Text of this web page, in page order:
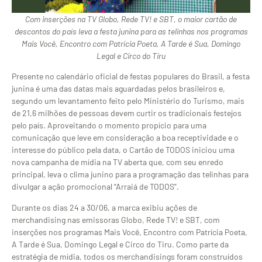
Com inserções na TV Globo, Rede TV! e SBT, o maior cartão de
descontos do país leva a festa junina para as telinhas nos programas
Mais Você, Encontro com Patrícia Poeta, A Tarde é Sua, Domingo
Legal e Circo do Tiru
Presente no calendário oficial de festas populares do Brasil, a festa
junina é uma das datas mais aguardadas pelos brasileiros e,
segundo um levantamento feito pelo Ministério do Turismo, mais
de 21,6 milhões de pessoas devem curtir os tradicionais festejos
pelo país. Aproveitando o momento propício para uma
comunicação que leve em consideração a boa receptividade e o
interesse do público pela data, o Cartão de TODOS iniciou uma
nova campanha de mídia na TV aberta que, com seu enredo
principal, leva o clima junino para a programação das telinhas para
divulgar a ação promocional “Arraiá de TODOS”.
Durante os dias 24 a 30/06, a marca exibiu ações de
merchandising nas emissoras Globo, Rede TV! e SBT, com
inserções nos programas Mais Você, Encontro com Patrícia Poeta,
A Tarde é Sua, Domingo Legal e Circo do Tiru. Como parte da
estratégia de mídia, todos os merchandisings foram construídos